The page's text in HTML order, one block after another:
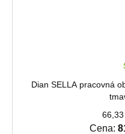
Dian SELLA pracovná
Cena: